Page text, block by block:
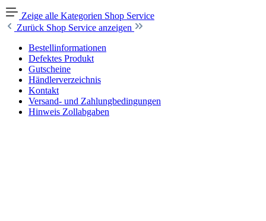
Zeige alle Kategorien Shop Service
Zurück Shop Service anzeigen
Bestellinformationen
Defektes Produkt
Gutscheine
Händlerverzeichnis
Kontakt
Versand- und Zahlungbedingungen
Hinweis Zollabgaben